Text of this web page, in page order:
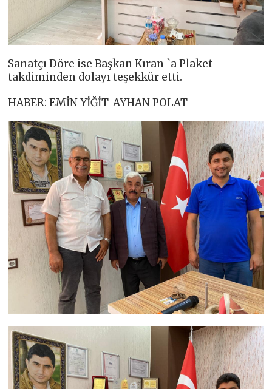
Sanatçı Döre ise Başkan Kıran `a Plaket
takdiminden dolayı teşekkür etti.
HABER: EMİN YİĞİT-AYHAN POLAT